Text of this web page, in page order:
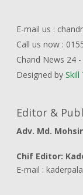
E-mail us :
Call us now :
Chand News 24
Designed bySkill
Editor &
Adv. Md.
Chif Editor:
E-mail :